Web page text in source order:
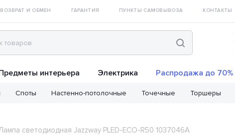
ВОЗВРАТ И ОБМЕН ГАРАНТИЯ ПУНКТЫ САМОВЫВОЗА КОНТАКТЫ
Споты Настенно-потолочные Точечные Торшеры
интерьера Электрика Распродажа до 70%
светодиодная Jazzway PLED-ECO-R50 1037046A